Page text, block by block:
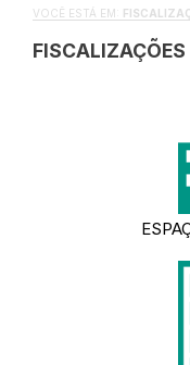
VOCÊ ESTÁ EM:
FISCALIZAÇÕES